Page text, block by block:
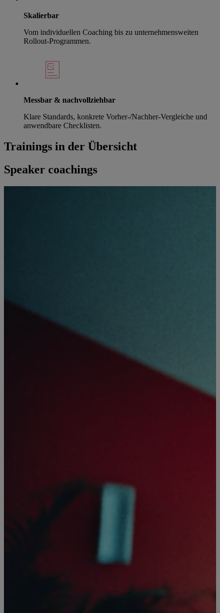
Skalierbar
Vom individuellen Coaching bis zu unternehmensweiten
Rollout-Programmen.
Messbar & nachvollziehbar
Klare Standards, konkrete Vorher-/Nachher-Vergleiche und
anwendbare Checklisten.
Trainings in der Übersicht
Speaker coachings